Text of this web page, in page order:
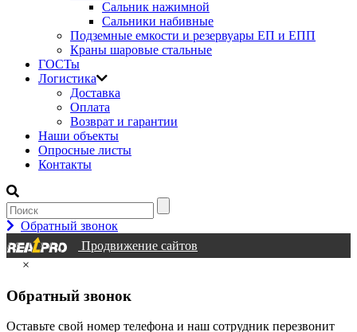
Сальник нажимной
Сальники набивные
Подземные емкости и резервуары ЕП и ЕПП
Краны шаровые стальные
ГОСТы
Логистика
Доставка
Оплата
Возврат и гарантии
Наши объекты
Опросные листы
Контакты
Обратный звонок
Продвижение сайтов
×
Обратный звонок
Оставьте свой номер телефона и наш сотрудник перезвонит